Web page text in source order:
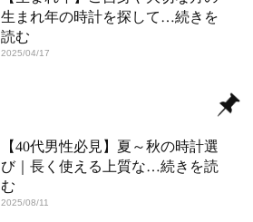
生まれ年の時計を探して …続きを
読む
2025/04/17
【40代男性必見】夏～秋の時計選
び｜長く使える上質な…続きを読
む
2025/08/11